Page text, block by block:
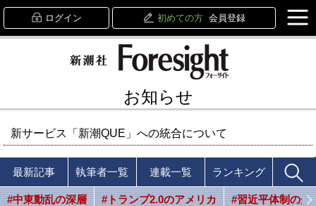
ログイン 初めての方 会員登録
お知らせ
新サービス「新潮QUE」への統合について
最新記事 執筆者一覧 連載一覧 ランキング
#中東動乱の深層 #トランプ2.0のアメリカ #習近平体制の光